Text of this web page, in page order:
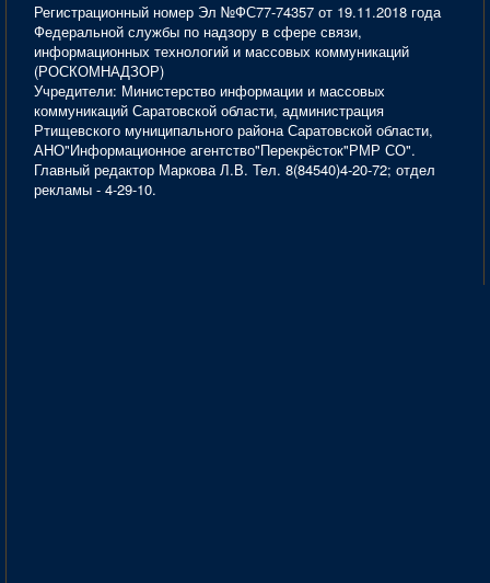
Регистрационный номер Эл №ФС77-74357 от 19.11.2018 года
Федеральной службы по надзору в сфере связи,
информационных технологий и массовых коммуникаций
(РОСКОМНАДЗОР)
Учредители: Министерство информации и массовых
коммуникаций Саратовской области, администрация
Ртищевского муниципального района Саратовской области,
АНО"Информационное агентство"Перекрёсток"РМР СО".
Главный редактор Маркова Л.В. Тел. 8(84540)4-20-72; отдел
рекламы - 4-29-10.